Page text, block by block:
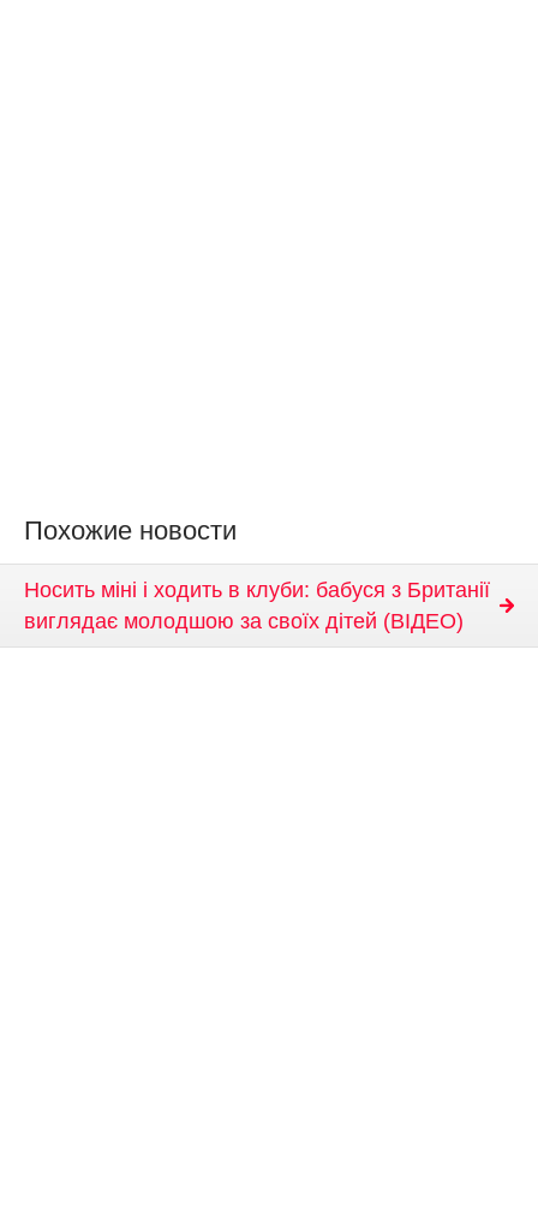
Похожие новости
Носить міні і ходить в клуби: бабуся з Британії
виглядає молодшою ​​за своїх дітей (ВІДЕО)